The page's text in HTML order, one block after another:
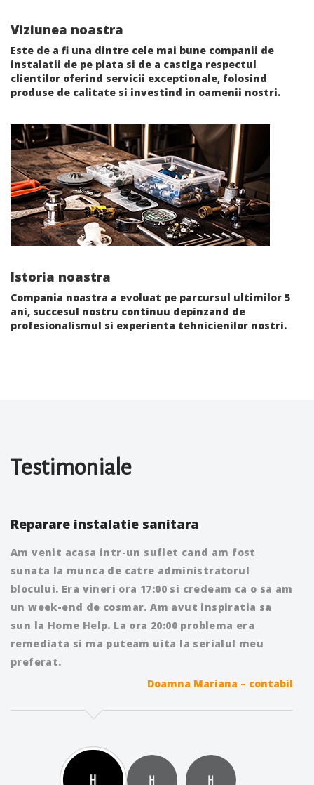
Viziunea noastra
Este de a fi una dintre cele mai bune companii de
instalatii de pe piata si de a castiga respectul
clientilor oferind servicii exceptionale, folosind
produse de calitate si investind in oamenii nostri.
Istoria noastra
Compania noastra a evoluat pe parcursul ultimilor 5
ani, succesul nostru continuu depinzand de
profesionalismul si experienta tehnicienilor nostri.
Testimoniale
Reparare instalatie sanitara
Am venit acasa intr-un suflet cand am fost
sunata la munca de catre administratorul
blocului. Era vineri ora 17:00 si credeam ca o sa am
un week-end de cosmar. Am avut inspiratia sa
sun la Home Help. La ora 20:00 problema era
remediata si ma puteam uita la serialul meu
preferat.
Doamna Mariana – contabil